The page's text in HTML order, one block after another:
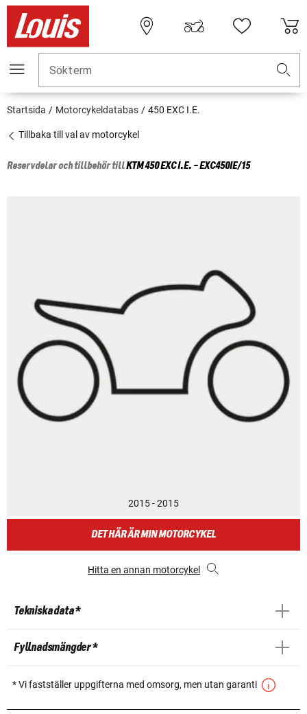
Sökterm
Startsida Motorcykeldatabas 450 EXC I.E.
Tillbaka till val av motorcykel
Reservdelar och tillbehör tillKTM450 EXC I.E. - EXC450IE/15
2015 - 2015
DET HÄR ÄR MIN MOTORCYKEL
Hitta en annan motorcykel
Tekniska data *
Fyllnadsmängder *
* Vi fastställer uppgifterna med omsorg, men utan garanti